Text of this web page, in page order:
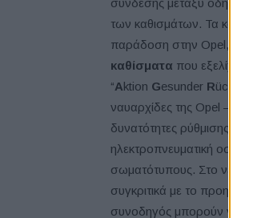
των καθισμάτων. Τα
παράδοση στην Opel, και
καθίσματα που
“Aktion Gesunder Rücken
ναυαρχίδες της Opel –
δυνατότητες ρύθμισης,
ηλεκτροπνευματική
σωματότυπους. Στο νέο
συγκριτικά με το
συνοδηγός μπορούν να